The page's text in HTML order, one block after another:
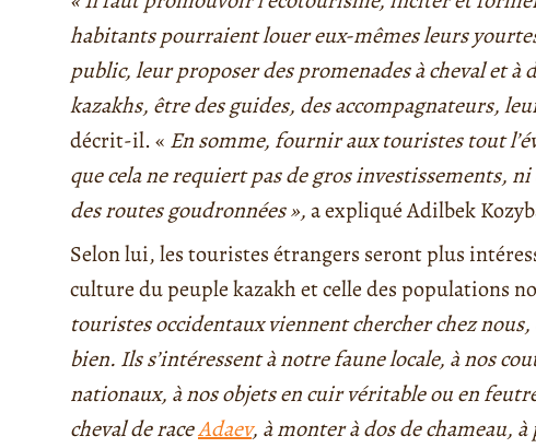
habitants pourraient louer eux-mêmes leurs
public, leur proposer des promenades à cheval et à
kazakhs, être des guides, des accompagnateurs,
décrit-il. « En somme, fournir aux touristes tout
que cela ne requiert pas de gros investissements,
des routes goudronnées »,a expliqué Adilbek
Selon lui, les touristes étrangers seront plus
culture du peuple kazakh et celle des populations
touristes occidentaux viennent chercher chez
bien. Ils s’intéressent à notre faune locale, à nos
nationaux, à nos objets en cuir véritable ou en
cheval de raceAdaev, à monter à dos de chameau,